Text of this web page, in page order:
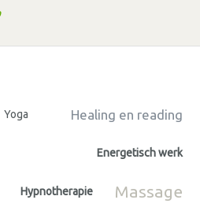
Yoga Healing en reading
Energetisch werk
Hypnotherapie Massage